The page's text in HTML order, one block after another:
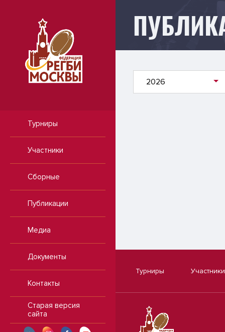
Турниры
Участники
Сборные
Публикации
Медиа
Документы
Контакты
Старая версия
сайта
Публикации
2026
Турниры Участники